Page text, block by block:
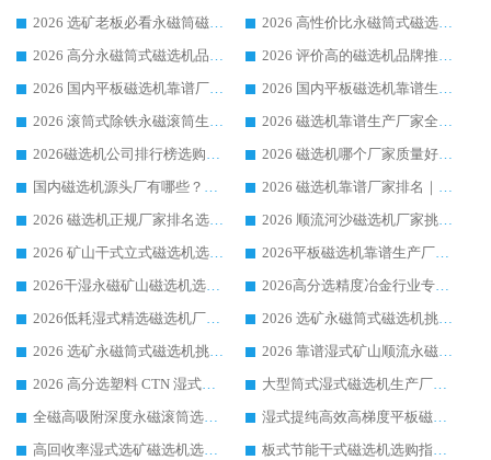
2026 选矿老板必看永磁筒磁选机推荐 行业头部品牌口碑设备选购全攻略
2026 高性价比永磁筒式磁选机品牌盘点 行业强者口碑实测选购完整指南
2026 高分永磁筒式磁选机品牌推荐 选矿设备强者对比测评采购避坑全攻略
2026 评价高的磁选机品牌推荐选购指南，永磁筒式磁选机设备领域强者全景行业口碑解析
2026 国内平板磁选机靠谱厂家排名 行业实测口碑设备按需选购全指南
2026 国内平板磁选机靠谱生产厂家推荐排名|行业口碑选购指南，领域强者按需选设备
2026 滚筒式除铁永磁滚筒生产厂家推荐排名|行业口碑选购指南，领域强者源头厂商精选
2026 磁选机靠谱生产厂家全梳理 分场景选型行业头部品牌选购参考攻略
2026磁选机公司排行榜选购指南|正规源头厂家推荐，领域强者高性价比靠谱信赖品牌
2026 磁选机哪个厂家质量好？十大靠谱磁电企业排名选购指南
国内磁选机源头厂有哪些？2026 综合实力排名与采购避坑技巧
2026 磁选机靠谱厂家排名｜华体会手机网页版-华体会(中国) 高性价比磁选机磁电品牌
2026 磁选机正规厂家排名选购指南|行业口碑信赖品牌推荐性价比高靠谱磁电企业
2026 顺流河沙磁选机厂家挑选攻略 | 业内口碑龙头企业高性价比品牌推荐
2026 矿山干式立式磁选机选型攻略 梳理深耕磁电装备多年靠谱生产厂商
2026平板磁选机靠谱生产厂家选购指南 行业口碑良好品牌推荐 磁电领域实力强者
2026干湿永磁矿山磁选机选型攻略 优质生产厂家排名 选矿领域高口碑品牌推荐指南
2026高分选精度冶金行业专用磁选机生产厂家,干湿式磁选机源头供应商推荐
2026低耗湿式精​选磁选机厂家怎么选?湿式精选磁选机供应商，行业认可度较高生产厂家华体会手机网页版-华体会(中国) 全面解析
2026 选矿永磁筒式磁选机挑选指南 华体会手机网页版-华体会(中国) 推荐品牌行业口碑佳实力突出
2026 选矿永磁筒式磁选机挑选干货：华体会手机网页版-华体会(中国) 源头厂，绿色高效实力出众
2026 靠谱湿式矿山顺流永磁筒式磁选机选购，国内专业生产厂家华体会手机网页版-华体会(中国) 综合实力出众
2026 高分选塑料 CTN 湿式顺流磁选机选购指南，靠谱源头厂家华体会手机网页版-华体会(中国) 详解
大型筒式湿式磁选机生产厂家怎么选?华体会手机网页版-华体会(中国) 设备口碑广受行业认可
全磁高吸附深度永磁滚筒选购指南 业内口碑稳定磁电设备生产厂家详细推荐
湿式提纯高效高梯度平板磁选机靠谱设备源头厂商华体会手机网页版-华体会(中国) 综合测评
高回收率湿式选矿磁选机选购指南 业内口碑磁电设备生产厂家实力解析
板式节能干式磁选机选购指南，源头生产厂家华体会手机网页版-华体会(中国) 综合实力可观